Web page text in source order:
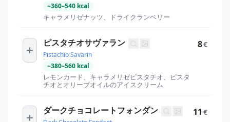
~360–540 kcal
キャラメリゼナッツ、ドライクランベリー
ピスタチオサヴァラン
Pistachio Savarin
~380–560 kcal
レモンカード、キャラメリゼピスタチオ、ピスタ
チオとオリーブオイルのアイスクリーム
8€
ダークチョコレートフォンダン 11 €